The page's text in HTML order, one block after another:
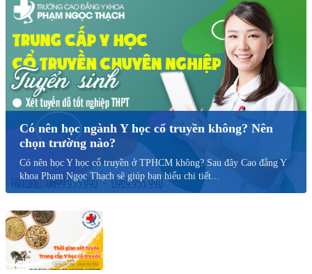
Có nên học ngành Y học cổ truyền không? Nên
chọn trường nào?
Có nên học Y học cổ truyền ở TPHCM không? Sau đây Cao đẳng Y
khoa Phạm Ngọc Thạch sẽ giúp bạn hiểu chi tiết...